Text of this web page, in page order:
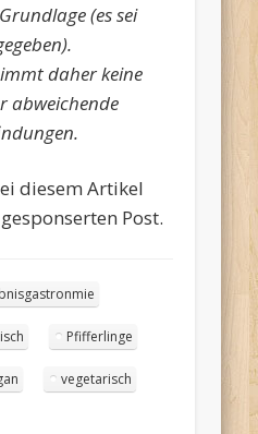
(es sei
daher keine
abweichende
diesem Artikel
Post.
Pfifferlinge
vegetarisch